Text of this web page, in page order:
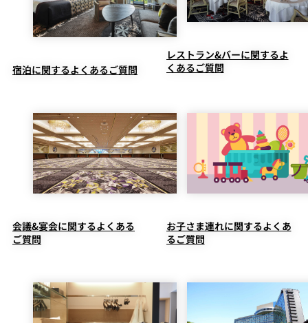
宿泊に関するよくあるご質問
レストラン&バーに関するよ
くあるご質問
会議&宴会に関するよくある
ご質問
お子さま連れに関するよくあ
るご質問